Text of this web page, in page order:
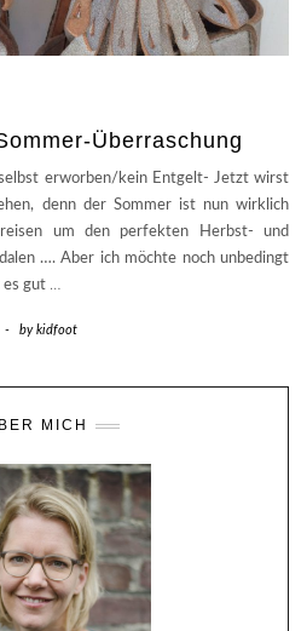
Überraschung
erworben/kein Entgelt- Jetzt wirst
denn der Sommer ist nun wirklich
um den perfekten Herbst- und
…. Aber ich möchte noch unbedingt
es gut …
- bykidfoot
MICH